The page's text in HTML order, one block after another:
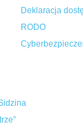
Deklaracja
RODO